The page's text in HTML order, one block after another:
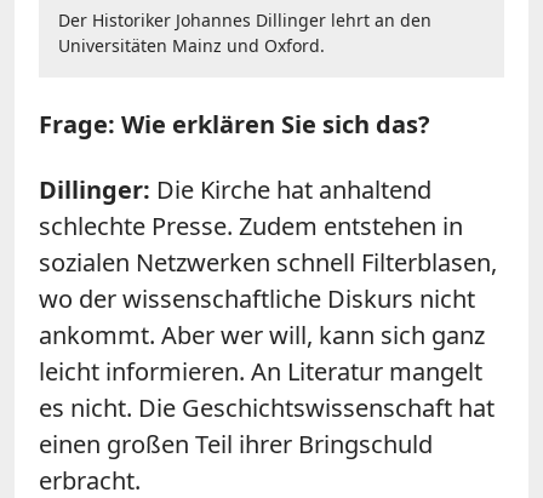
Der Historiker Johannes Dillinger lehrt an den
Universitäten Mainz und Oxford.
Frage: Wie erklären Sie sich das?
Dillinger: Die Kirche hat anhaltend
schlechte Presse. Zudem entstehen in
sozialen Netzwerken schnell Filterblasen,
wo der wissenschaftliche Diskurs nicht
ankommt. Aber wer will, kann sich ganz
leicht informieren. An Literatur mangelt
es nicht. Die Geschichtswissenschaft hat
einen großen Teil ihrer Bringschuld
erbracht.